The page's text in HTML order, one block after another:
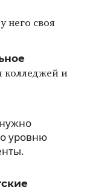
него своя
колледжей и
уровню